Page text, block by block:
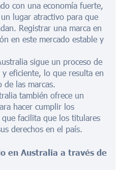
con una economía fuerte,
lugar atractivo para que
Registrar una marca en
en este mercado estable y
sigue un proceso de
y eficiente, lo que resulta en
de las marcas.
también ofrece un
hacer cumplir los
facilita que los titulares
derechos en el país.
en Australia a través de